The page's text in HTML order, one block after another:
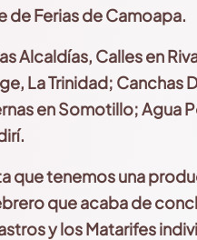
de Ferias de Camoapa.
Alcaldías, Calles en
La Trinidad; Canchas
en Somotillo;Agua
que tenemos una
que acaba de
y losMatarifes